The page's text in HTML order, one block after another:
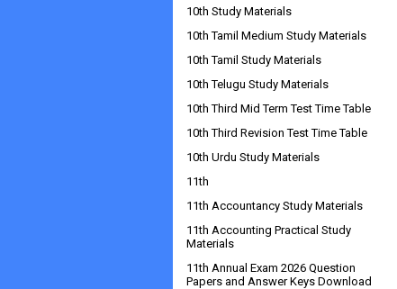
10th Study Materials
10th Tamil Medium Study Materials
10th Tamil Study Materials
10th Telugu Study Materials
10th Third Mid Term Test Time Table
10th Third Revision Test Time Table
10th Urdu Study Materials
11th
11th Accountancy Study Materials
11th Accounting Practical Study
Materials
11th Annual Exam 2026 Question
Papers and Answer Keys Download